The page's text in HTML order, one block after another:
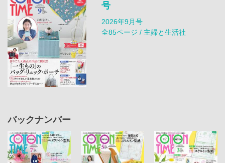
号
2026年9月号
全85ページ / 主婦と生活社
バックナンバー